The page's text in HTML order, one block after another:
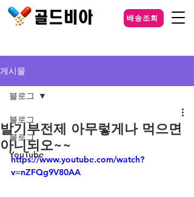
배송조회
게시물
블로그
블로그
YouTube
블로그
발기부전제 아무렇게나 먹으면
아니되오~~
https://www.youtube.com/watch?
v=nZFQg9V80AA